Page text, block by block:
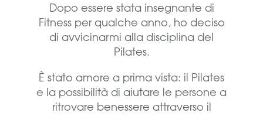
Dopo essere stata insegnante di
Fitness per qualche anno, ho deciso
di avvicinarmi alla disciplina del
Pilates.
È stato amore a prima vista: il Pilates
e la possibilità di aiutare le persone a
ritrovare benessere attraverso il